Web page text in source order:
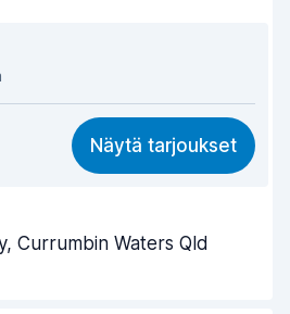
9,1
9,0
Näytä tarjoukset
Currumbin Waters Qld